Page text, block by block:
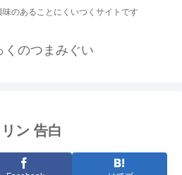
のあることにくいつくサイトです
くのつまみぐい
ン 告白